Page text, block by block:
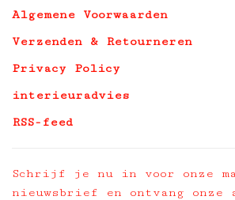
Algemene Voorwaarden
Verzenden & Retourneren
Privacy Policy
interieuradvies
RSS-feed
Schrijf je nu in voor onze
nieuwsbrief en ontvang onze